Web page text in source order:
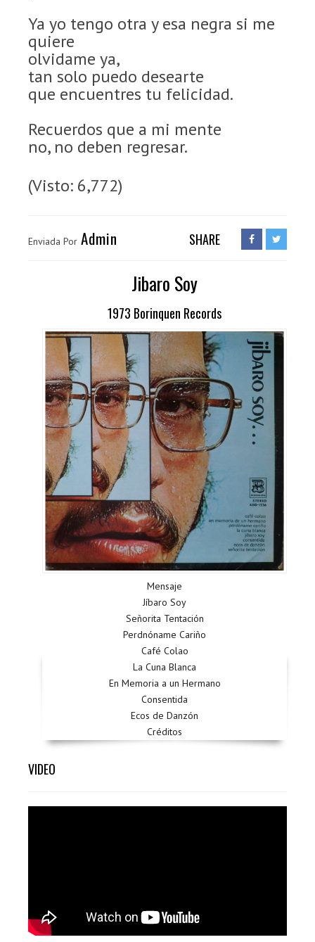
Ya yo tengo otra y esa negra si me
quiere
olvidame ya,
tan solo puedo desearte
que encuentres tu felicidad.
Recuerdos que a mi mente
no, no deben regresar.
(Visto: 6,772)
Enviada Por Admin SHARE
Jibaro Soy
1973 Borinquen Records
Mensaje
Jíbaro Soy
Señorita Tentación
Perdnóname Cariño
Café Colao
La Cuna Blanca
En Memoria a un Hermano
Consentida
Ecos de Danzón
Créditos
VIDEO